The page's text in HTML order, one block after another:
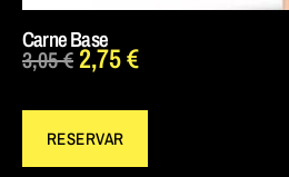
Carne Base
3,05€2,75€
RESERVAR